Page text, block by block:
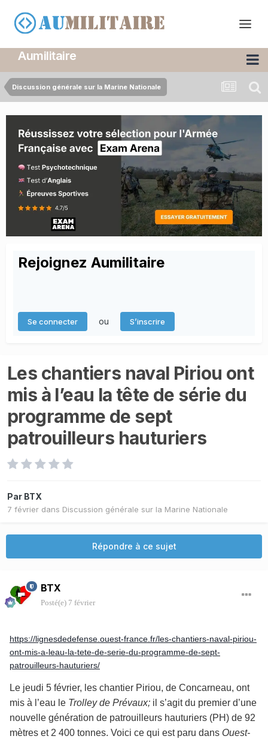
Aumilitaire
Discussion générale sur la Marine Nationale
Rejoignez Aumilitaire
Se connecter ou S’inscrire
Les chantiers naval Piriou ont
mis à l’eau la tête de série du
programme de sept
patrouilleurs hauturiers
Par BTX
7 février dans Discussion générale sur la Marine Nationale
Répondre à ce sujet
BTX
Posté(e) 7 février
https://lignesdedefense.ouest-france.fr/les-chantiers-naval-piriou-
ont-mis-a-leau-la-tete-de-serie-du-programme-de-sept-
patrouilleurs-hauturiers/
Le jeudi 5 février, les chantier Piriou, de Concarneau, ont
mis à l’eau le Trolley de Prévaux; il s’agit du premier d’une
nouvelle génération de patrouilleurs hauturiers (PH) de 92
mètres et 2 400 tonnes. Voici ce qui est paru dans Ouest-